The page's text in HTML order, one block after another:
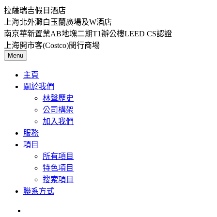
拉薩瑞吉假日酒店
上海北外灘白玉蘭廣場及W酒店
南京華新置業AB地塊二期T1辦公樓LEED CS認證
上海開市客(Costco)閔行商場
Menu
主頁
關於我們
林聲歷史
公司構架
加入我們
服務
項目
所有項目
特色項目
搜索項目
聯系方式